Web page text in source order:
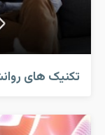
تکنیک های